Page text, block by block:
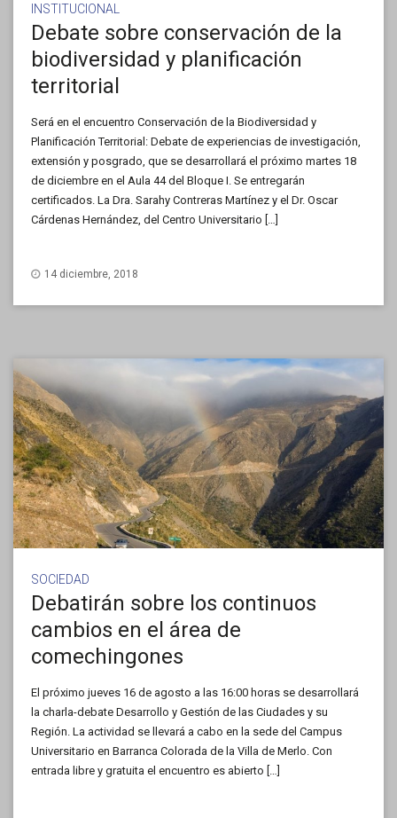
INSTITUCIONAL
Debate sobre conservación de la
biodiversidad y planificación
territorial
Será en el encuentro Conservación de la Biodiversidad y
Planificación Territorial: Debate de experiencias de investigación,
extensión y posgrado, que se desarrollará el próximo martes 18
de diciembre en el Aula 44 del Bloque I. Se entregarán
certificados. La Dra. Sarahy Contreras Martínez y el Dr. Oscar
Cárdenas Hernández, del Centro Universitario […]
14 diciembre, 2018
SOCIEDAD
Debatirán sobre los continuos
cambios en el área de
comechingones
El próximo jueves 16 de agosto a las 16:00 horas se desarrollará
la charla-debate Desarrollo y Gestión de las Ciudades y su
Región. La actividad se llevará a cabo en la sede del Campus
Universitario en Barranca Colorada de la Villa de Merlo. Con
entrada libre y gratuita el encuentro es abierto […]